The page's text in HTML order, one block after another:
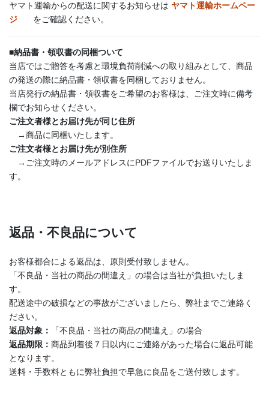
ヤマト運輸からの配送に関するお知らせは ヤマト運輸ホームペー
ジ
をご確認ください。
■納品書・領収書の同梱ついて
当店ではご贈答を考慮と環境負荷削減への取り組みとして、商品
の発送の際に納品書・領収書を同梱しておりません。
当店発行の納品書・領収書をご希望のお客様は、ご注文時に備考
欄でお知らせください。
ご注文者様とお届け先が同じ住所
→商品に同梱いたします。
ご注文者様とお届け先が別住所
→ご注文時のメールアドレスにPDFファイルでお送りいたしま
す。
返品・不良品について
お客様都合による返品は、原則受付致しません。
「不良品・当社の商品の間違え」の場合は当社が負担いたしま
す。
配送途中の破損などの事故がございましたら、弊社までご連絡く
ださい。
返品対象：
「不良品・当社の商品の間違え」の場合
返品期限： 商品到着後７日以内にご連絡があった場合に返品可能
となります。
送料・手数料ともに弊社負担で早急に良品をご送付致します。